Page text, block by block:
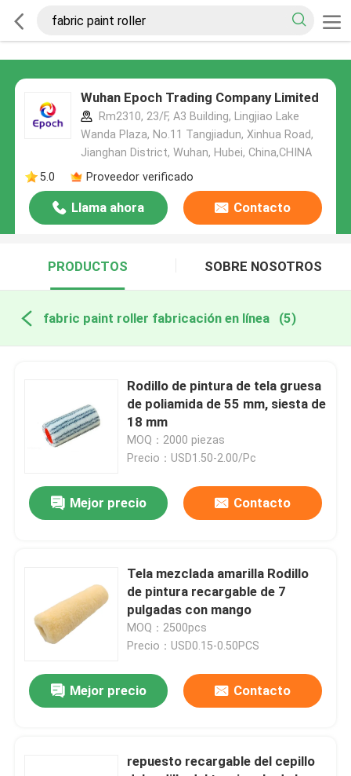
Wuhan Epoch Trading Company Limited
Rm2310, 23/F, A3 Building, Lingjiao Lake
Wanda Plaza, No.11 Tangjiadun, Xinhua Road,
Jianghan District, Wuhan, Hubei, China,CHINA
5.0
Proveedor verificado
Llama ahora Contacto
PRODUCTOS SOBRE NOSOTROS
fabric paint roller fabricación en línea (5)
Rodillo de pintura de tela gruesa
de poliamida de 55 mm, siesta de
18 mm
MOQ：2000 piezas
Precio：USD1.50-2.00/Pc
Mejor precio Contacto
Tela mezclada amarilla Rodillo
de pintura recargable de 7
pulgadas con mango
MOQ：2500pcs
Precio：USD0.15-0.50PCS
Mejor precio Contacto
repuesto recargable del cepillo